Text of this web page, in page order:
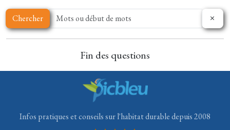
Chercher
Fin des questions
Infos pratiques et conseils sur l'habitat durable depuis 2008